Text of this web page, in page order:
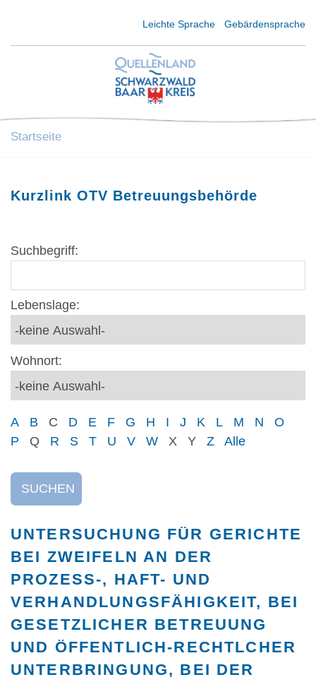
Leichte Sprache Gebärdensprache
Startseite
Kurzlink OTV Betreuungsbehörde
Suchbegriff:
Lebenslage:
Wohnort:
A B C D E F G H I J K L M N
O
P
Q R S T U V W X Y Z Alle
SUCHEN
UNTERSUCHUNG FÜR GERICHTE
BEI ZWEIFELN AN DER
PROZESS-, HAFT- UND
VERHANDLUNGSFÄHIGKEIT, BEI
GESETZLICHER BETREUUNG
UND ÖFFENTLICH-RECHTLCHER
UNTERBRINGUNG, BEI DER